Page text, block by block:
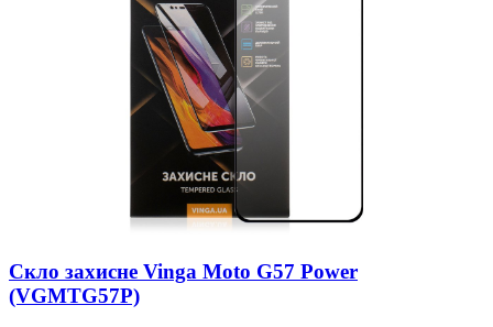
Скло захисне Vinga Moto G57 Power
(VGMTG57P)